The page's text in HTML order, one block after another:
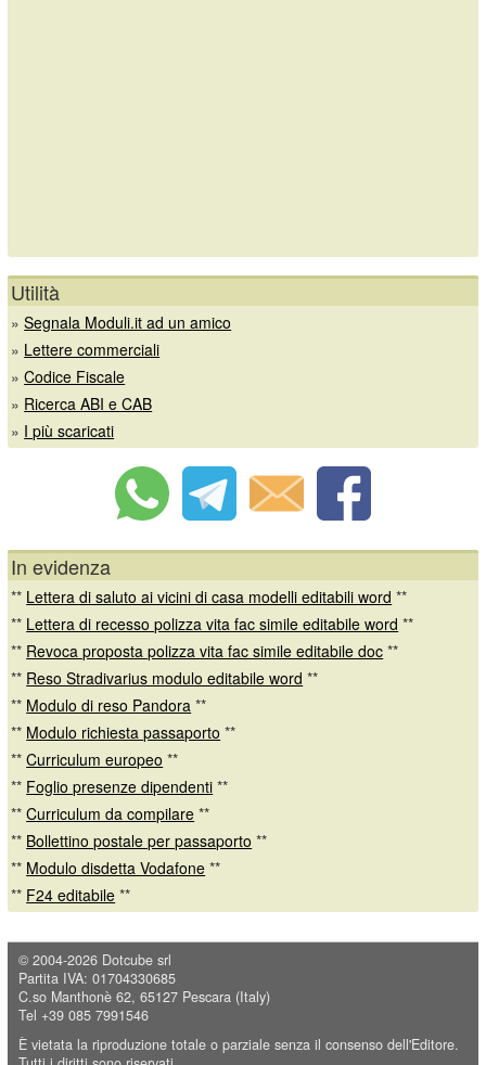
Utilità
»Segnala Moduli.it ad un amico
» Lettere commerciali
»Codice Fiscale
» Ricerca ABI e CAB
» I più scaricati
In evidenza
** Lettera di saluto ai vicini di casa modelli editabili word **
** Lettera di recesso polizza vita fac simile editabile word **
** Revoca proposta polizza vita fac simile editabile doc **
** Reso Stradivarius modulo editabile word **
** Modulo di reso Pandora **
** Modulo richiesta passaporto **
**Curriculum europeo **
** Foglio presenze dipendenti **
**Curriculum da compilare **
** Bollettino postale per passaporto **
** Modulo disdetta Vodafone **
** F24 editabile **
© 2004-2026 Dotcube srl
Partita IVA: 01704330685
C.so Manthonè 62, 65127 Pescara (Italy)
Tel +39 085 7991546
È vietata la riproduzione totale o parziale senza il consenso dell'Editore.